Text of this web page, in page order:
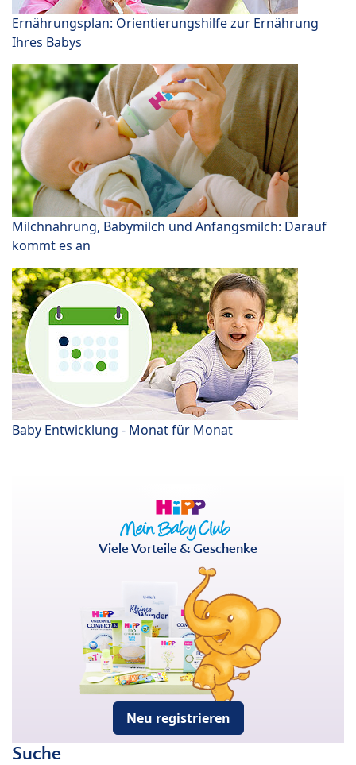
Ernährungsplan: Orientierungshilfe zur Ernährung
Ihres Babys
Milchnahrung, Babymilch und Anfangsmilch: Darauf
kommt es an
Baby Entwicklung - Monat für Monat
Viele Vorteile & Geschenke
Neu registrieren
Suche